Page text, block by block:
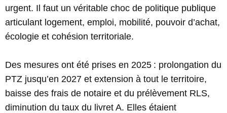
urgent. Il faut un véritable choc de politique publique
articulant logement, emploi, mobilité, pouvoir d’achat,
écologie et cohésion territoriale.
Des mesures ont été prises en 2025 : prolongation du
PTZ jusqu’en 2027 et extension à tout le territoire,
baisse des frais de notaire et du prélèvement RLS,
diminution du taux du livret A. Elles étaient